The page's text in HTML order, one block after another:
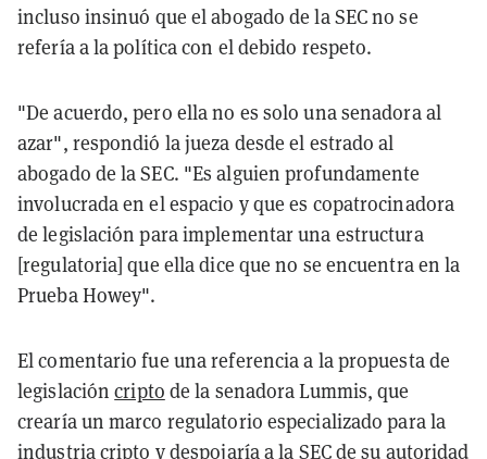
incluso insinuó que el abogado de la SEC no se
refería a la política con el debido respeto.
"De acuerdo, pero ella no es solo una senadora al
azar", respondió la jueza desde el estrado al
abogado de la SEC. "Es alguien profundamente
involucrada en el espacio y que es copatrocinadora
de legislación para implementar una estructura
[regulatoria] que ella dice que no se encuentra en la
Prueba Howey".
El comentario fue una referencia a la propuesta de
legislacióncripto de la senadora Lummis, que
crearía un marco regulatorio especializado para la
industria cripto y despojaría a la SEC de su autoridad